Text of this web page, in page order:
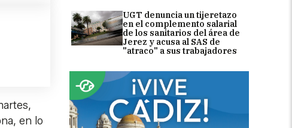
UGT denuncia un tijeretazo
en el complemento salarial
de los sanitarios del área de
Jerez y acusa al SAS de
"atraco" a sus trabajadores
en lo